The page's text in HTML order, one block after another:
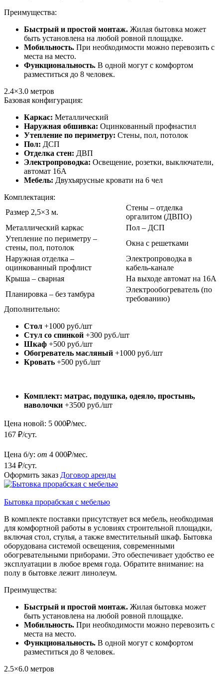
Преимущества:
Быстрый и простой монтаж. Жилая бытовка может
быть установлена на любой ровной площадке.
Мобильность. При необходимости можно перевозить с
места на место.
Функциональность. В одной могут с комфортом
разместиться до 8 человек.
2.4×3.0 метров
Базовая конфигурация:
Каркас: Металлический
Наружная обшивка: Оцинкованный профнастил
Утепление по периметру: Стены, пол, потолок
Пол: ДСП
Отделка стен: ДВП
Электропроводка: Освещение, розетки, выключатели,
автомат 16А
Мебель: Двухъярусные кровати на 6 чел
Комплектация:
Размер 2,5×3 м.
Стены – отделка
оргалитом (ДВПО)
Металлический каркас
Пол – ДСП
Утепление по периметру –
стены, пол, потолок
Окна с решетками
Наружная отделка –
оцинкованный профлист
Электропроводка в
кабель-канале
Крыша – сварная
На выходе автомат на 16А
Планировка – без тамбура
Электрообогреватель (по
требованию)
Дополнительно:
Стол +1000 руб./шт
Стул со спинкой +300 руб./шт
Шкаф +500 руб./шт
Обогреватель масляный +1000 руб./шт
Кровать +500 руб./шт
Комплект: матрас, подушка, одеяло, простынь,
наволочки +3500 руб./шт
Цена новой: 5 000₽/мес.
167 ₽/сут.
Цена б/у: от 4 000₽/мес.
134 ₽/сут.
Оформить заказ Договор аренды
Бытовка прорабская с мебелью
В комплекте поставки присутствует вся мебель, необходимая
для комфортной работы в условиях строительной площадки,
включая стол, стулья, а также вместительный шкаф. Бытовка
оборудована системой освещения, современными
обогревательными приборами. Это обеспечивает удобство ее
эксплуатации в любое время года. Обратите внимание: на
полу в бытовке лежит линолеум.
Преимущества:
Быстрый и простой монтаж. Жилая бытовка может
быть установлена на любой ровной площадке.
Мобильность. При необходимости можно перевозить с
места на место.
Функциональность. В одной могут с комфортом
разместиться до 8 человек.
2.5×6.0 метров